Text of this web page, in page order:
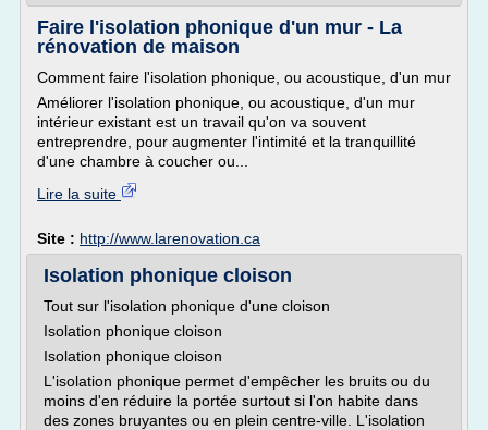
Faire l'isolation phonique d'un mur - La
rénovation de maison
Comment faire l'isolation phonique, ou acoustique, d'un mur
Améliorer l'isolation phonique, ou acoustique, d'un mur
intérieur existant est un travail qu'on va souvent
entreprendre, pour augmenter l'intimité et la tranquillité
d'une chambre à coucher ou...
Lire la suite
Site : http://www.larenovation.ca
Isolation phonique cloison
Tout sur l'isolation phonique d'une cloison
Isolation phonique cloison
Isolation phonique cloison
L'isolation phonique permet d'empêcher les bruits ou du
moins d'en réduire la portée surtout si l'on habite dans
des zones bruyantes ou en plein centre-ville. L'isolation